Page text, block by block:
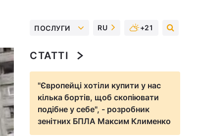
ПОСЛУГИ RU +21
СТАТТІ
"Європейці хотіли купити у нас
кілька бортів, щоб скопіювати
подібне у себе", - розробник
зенітних БПЛА Максим Клименко